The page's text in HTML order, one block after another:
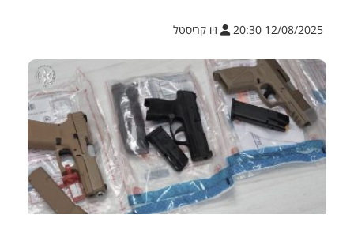
12/08/2025 20:30 זיו קריסטל